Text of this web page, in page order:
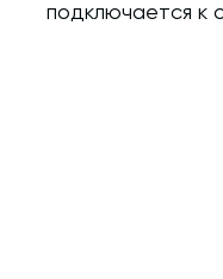
подключается к